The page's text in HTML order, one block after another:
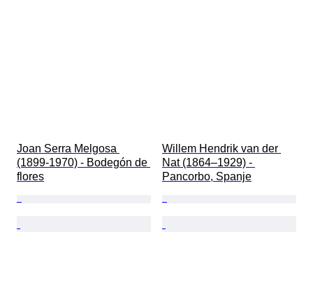
Joan Serra Melgosa
(1899-1970) - Bodegón de
flores
Willem Hendrik van der
Nat (1864–1929) -
Pancorbo, Spanje